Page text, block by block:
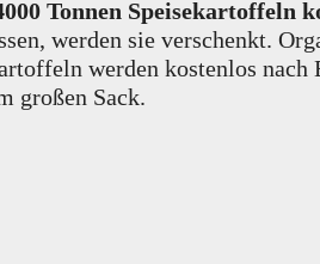
Tonnen Speisekartoffeln
werden sie verschenkt.
werden kostenlos nach
großen Sack.